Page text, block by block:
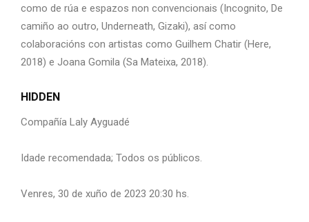
como de rúa e espazos non convencionais (Incognito, De
camiño ao outro, Underneath, Gizaki), así como
colaboracións con artistas como Guilhem Chatir (Here,
2018) e Joana Gomila (Sa Mateixa, 2018).
HIDDEN
Compañía Laly Ayguadé
Idade recomendada; Todos os públicos.
Venres, 30 de xuño de 2023 20:30 hs.